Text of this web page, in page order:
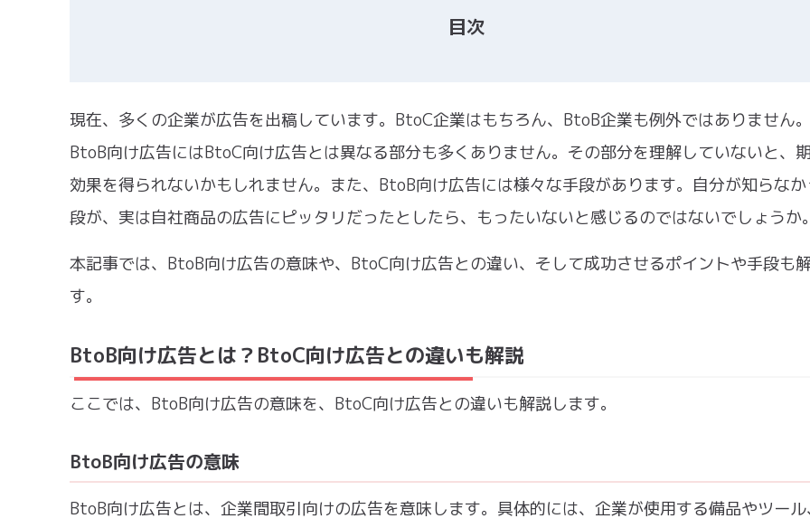
目次
現在、多くの企業が広告を出稿しています。BtoC企業はもちろん、BtoB企業も例外ではありません。
BtoB向け広告にはBtoC向け広告とは異なる部分も多くありません。その部分を理解していないと、
効果を得られないかもしれません。また、BtoB向け広告には様々な手段があります。自分が知らな
段が、実は自社商品の広告にピッタリだったとしたら、もったいないと感じるのではないでしょうか。
本記事では、BtoB向け広告の意味や、BtoC向け広告との違い、そして成功させるポイントや手段も
す。
BtoB向け広告とは？BtoC向け広告との違いも解説
ここでは、BtoB向け広告の意味を、BtoC向け広告との違いも解説します。
BtoB向け広告の意味
BtoB向け広告とは、企業間取引向けの広告を意味します。具体的には、企業が使用する備品やツー